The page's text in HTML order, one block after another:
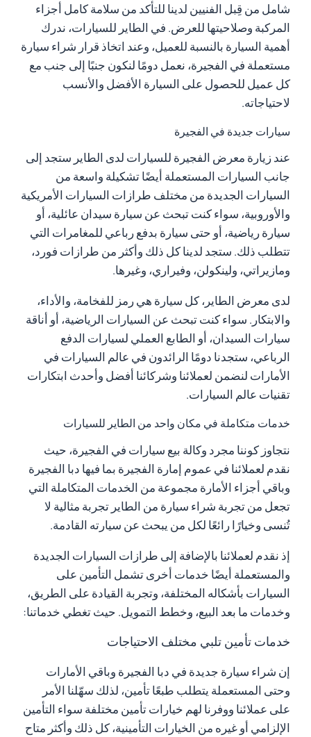
شامل من قِبل الفنيين لدينا للتأكد من سلامة كامل أجزاء
المركبة وصلاحيتها للعرض. في الطاير للسيارات، ندرك
أهمية السيارة بالنسبة للعميل، وعند اتخاذ قرار شراء سيارة
مستعملة في الفجيرة، نعمل دومًا لنكون جنبًا إلى جنب مع
كل عميل للحصول على السيارة الأفضل والأنسب
لاحتياجاته.
سيارات جديدة في الفجيرة
عند زيارة معرض الفجيرة للسيارات لدى الطاير ستجد إلى
جانب السيارات المستعملة أيضًا تشكيلة واسعة من
السيارات الجديدة من مختلف طرازات السيارات الأمريكية
والأوروبية، سواء كنت تبحث عن سيارة سيدان عائلية، أو
سيارة رياضية، أو حتى سيارة بدفع رباعي للمغامرات التي
تتطلب ذلك. ستجد لدينا كل ذلك وأكثر من طرازات فورد،
ومازيراتي، ولينكولن، وفيراري، وغيرها.
لدى معرض الطاير، كل سيارة هي رمز للفخامة، والأداء،
والابتكار. سواء كنت تبحث عن السيارات الرياضية، أو أناقة
سيارات السيدان، أو الطابع العملي لسيارات الدفع
الرباعي، ستجدنا دومًا الرائدون في عالم السيارات في
الأمارات لنضمن لعملائنا وشركائنا أفضل وأحدث ابتكارات
تقنيات عالم السيارات.
خدمات متكاملة في مكان واحد من الطاير للسيارات
نتجاوز كوننا مجرد وكالة بيع سيارات في الفجيرة، حيث
نقدم لعملائنا في عموم إمارة الفجيرة بما فيها دبا الفجيرة
وباقي أجزاء الأمارة مجموعة من الخدمات المتكاملة التي
تجعل من تجربة شراء سيارة من الطاير تجربة مثالية لا
تُنسى وخيارًا رائعًا لكل من يبحث عن سيارته القادمة.
إذ نقدم لعملائنا بالإضافة إلى طرازات السيارات الجديدة
والمستعملة أيضًا خدمات أخرى تشمل التأمين على
السيارات بأشكاله المختلفة، وتجربة القيادة على الطريق،
وخدمات ما بعد البيع، وخطط التمويل. حيث تغطي خدماتنا:
خدمات تأمين تلبي مختلف الاحتياجات
إن شراء سيارة جديدة في دبا الفجيرة وباقي الأمارات
وحتى المستعملة يتطلب طبعًا تأمين، لذلك سهّلنا الأمر
على عملائنا ووفرنا لهم خيارات تأمين مختلفة سواء التأمين
الإلزامي أو غيره من الخيارات التأمينية، كل ذلك وأكثر متاح